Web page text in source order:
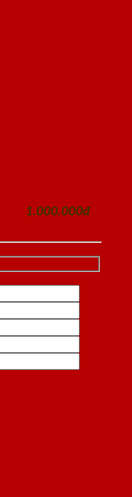
1.000.000đ